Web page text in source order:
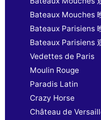
Bateaux Mouches
Bateaux Parisiens
Bateaux Parisiens
Vedettes de Paris
Moulin Rouge
Paradis Latin
Crazy Horse
Château de